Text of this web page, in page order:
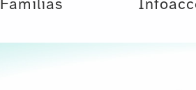
Familias